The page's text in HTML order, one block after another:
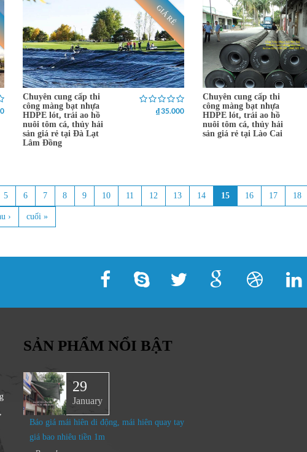
GIÁ RẺ
Chuyên cung cấp thi
công màng bạt nhựa
HDPE lót, trải ao hồ
nuôi tôm cá, thủy hải
sản giá rẻ tại Đà Lạt
Lâm Đồng
₫ 35.000
Chuyên cung cấp thi
công màng bạt nhựa
HDPE lót, trải ao hồ
nuôi tôm cá, thủy hải
sản giá rẻ tại Lào Cai
5 6 7 8 9 10 11 12 13 14 15 16 17 18
› cuối »
SẢN PHẨM NỔI BẬT
29
January
Báo giá mái hiên di động, mái hiên quay tay
giá bao nhiêu tiền 1m